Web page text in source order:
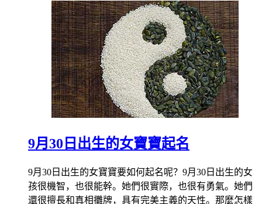
9月30日出生的女寶寶起名
9月30日出生的女寶寶要如何起名呢？9月30日出生的女
孩很機智，也很能幹。她們很實際，也很有勇氣。她們
還很擅長和真相攤牌，具有完美主義的天性。那麼怎樣